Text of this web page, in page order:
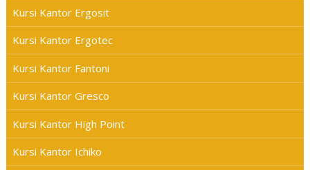
Kursi Kantor Ergosit
Kursi Kantor Ergotec
Kursi Kantor Fantoni
Kursi Kantor Gresco
Kursi Kantor High Point
Kursi Kantor Ichiko